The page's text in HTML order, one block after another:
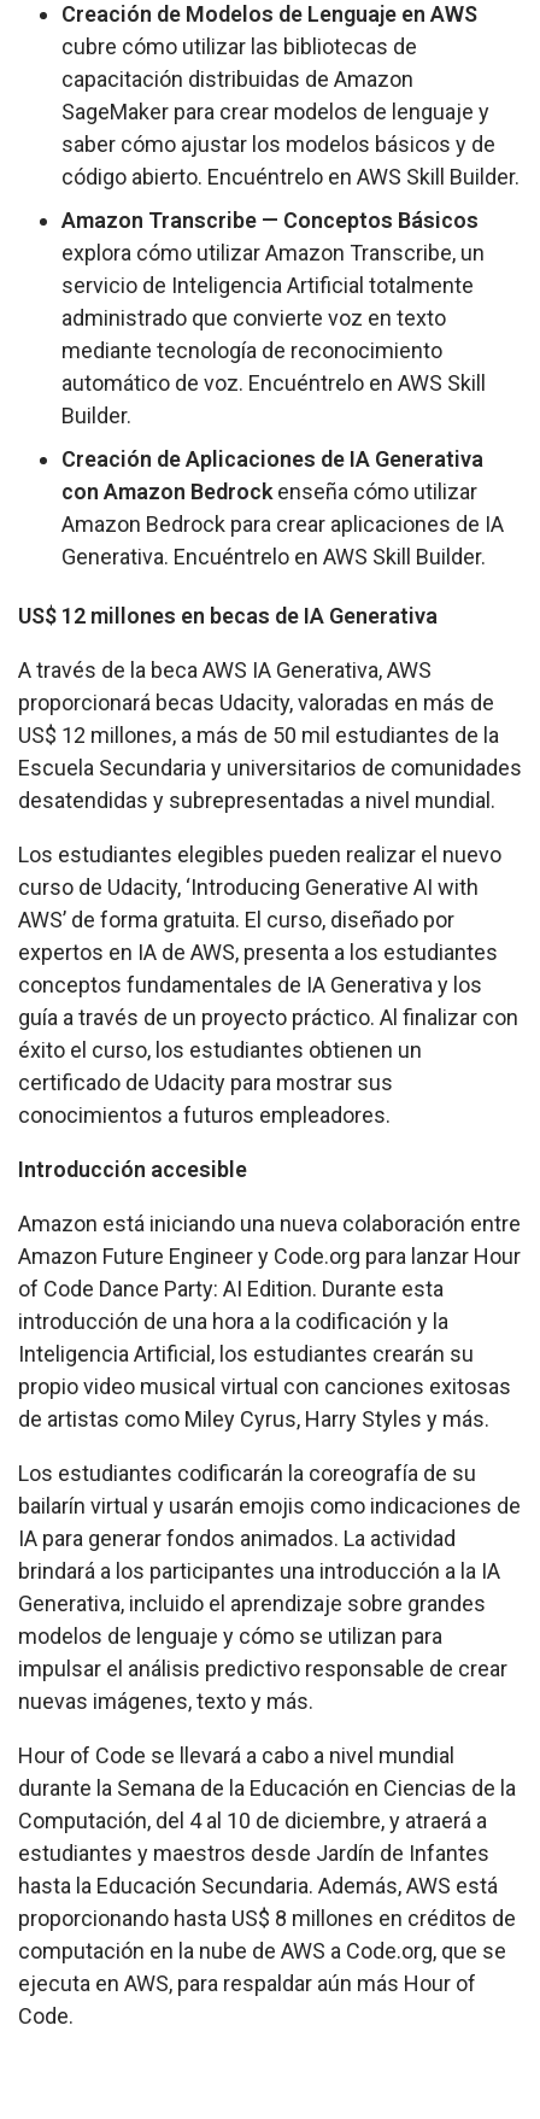
Creación de Modelos de Lenguaje en AWS
cubre cómo utilizar las bibliotecas de
capacitación distribuidas de Amazon
SageMaker para crear modelos de lenguaje y
saber cómo ajustar los modelos básicos y de
código abierto. Encuéntrelo en AWS Skill Builder.
Amazon Transcribe — Conceptos Básicos
explora cómo utilizar Amazon Transcribe, un
servicio de Inteligencia Artificial totalmente
administrado que convierte voz en texto
mediante tecnología de reconocimiento
automático de voz. Encuéntrelo en AWS Skill
Builder.
Creación de Aplicaciones de IA Generativa
con Amazon Bedrock enseña cómo utilizar
Amazon Bedrock para crear aplicaciones de IA
Generativa. Encuéntrelo en AWS Skill Builder.
US$ 12 millones en becas de IA Generativa
A través de la beca AWS IA Generativa, AWS
proporcionará becas Udacity, valoradas en más de
US$ 12 millones, a más de 50 mil estudiantes de la
Escuela Secundaria y universitarios de comunidades
desatendidas y subrepresentadas a nivel mundial.
Los estudiantes elegibles pueden realizar el nuevo
curso de Udacity, ‘Introducing Generative AI with
AWS’ de forma gratuita. El curso, diseñado por
expertos en IA de AWS, presenta a los estudiantes
conceptos fundamentales de IA Generativa y los
guía a través de un proyecto práctico. Al finalizar con
éxito el curso, los estudiantes obtienen un
certificado de Udacity para mostrar sus
conocimientos a futuros empleadores.
Introducción accesible
Amazon está iniciando una nueva colaboración entre
Amazon Future Engineery Code.org para lanzar Hour
of Code Dance Party: AI Edition. Durante esta
introducción de una hora a la codificación y la
Inteligencia Artificial, los estudiantes crearán su
propio video musical virtual con canciones exitosas
de artistas como Miley Cyrus, Harry Styles y más.
Los estudiantes codificarán la coreografía de su
bailarín virtual y usarán emojis como indicaciones de
IA para generar fondos animados. La actividad
brindará a los participantes una introducción a la IA
Generativa, incluido el aprendizaje sobre grandes
modelos de lenguaje y cómo se utilizan para
impulsar el análisis predictivo responsable de crear
nuevas imágenes, texto y más.
Hour of Code se llevará a cabo a nivel mundial
durante la Semana de la Educación en Ciencias de la
Computación, del 4 al 10 de diciembre, y atraerá a
estudiantes y maestros desde Jardín de Infantes
hasta la Educación Secundaria. Además, AWS está
proporcionando hasta US$ 8 millones en créditos de
computación en la nube de AWS a Code.org, que se
ejecuta en AWS, para respaldar aún más Hour of
Code.